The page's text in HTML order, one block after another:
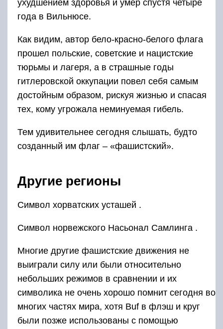
ухудшением здоровья и умер спустя четыре
года в Вильнюсе.
Как видим, автор бело-красно-белого флага
прошел польские, советские и нацистские
тюрьмы и лагеря, а в страшные годы
гитлеровской оккупации повел себя самым
достойным образом, рискуя жизнью и спасая
тех, кому угрожала неминуемая гибель.
Тем удивительнее сегодня слышать, будто
созданный им флаг – «фашистский».
Другие регионы
Символ хорватских усташей .
Символ норвежского Насьонал Самлинга .
Многие другие фашистские движения не
выиграли силу или были относительно
небольших режимов в сравнении и их
символика не очень хорошо помнит сегодня во
многих частях мира, хотя Buf в флэш и круг
были позже использованы с помощью